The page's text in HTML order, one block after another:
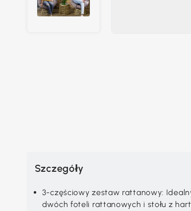
Szczegóły
3-częściowy zestaw rattanowy:
dwóch foteli rattanowych i stołu z